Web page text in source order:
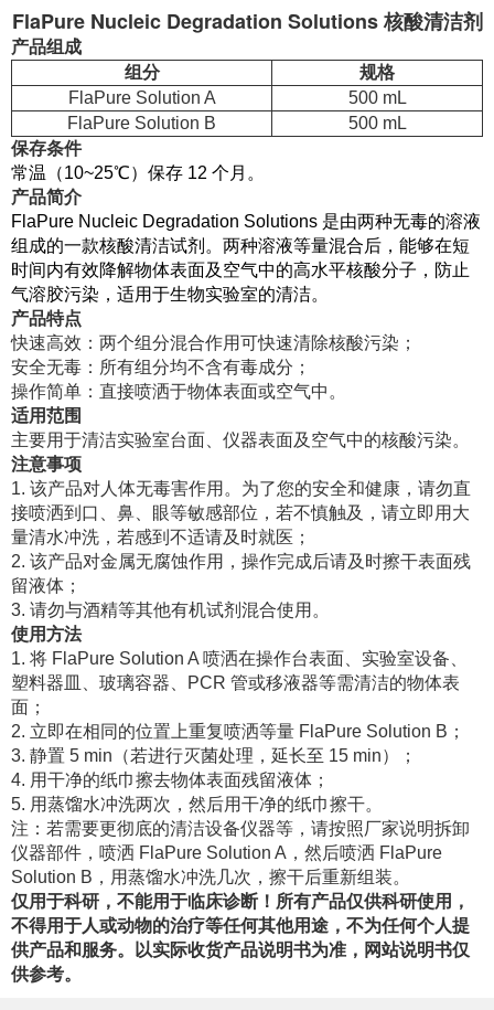
FlaPure Nucleic Degradation Solutions 核酸清洁剂
产品组成
组分
规格
FlaPure Solution A
500 mL
FlaPure Solution B
500 mL
保存条件
常温（10~25℃）保存 12 个月。
产品简介
FlaPure Nucleic Degradation Solutions 是由两种无毒的溶液
组成的一款核酸清洁试剂。两种溶液等量混合后，能够在短
时间内有效降解物体表面及空气中的高水平核酸分子，防止
气溶胶污染，适用于生物实验室的清洁。
产品特点
快速高效：两个组分混合作用可快速清除核酸污染；
安全无毒：所有组分均不含有毒成分；
操作简单：直接喷洒于物体表面或空气中。
适用范围
主要用于清洁实验室台面、仪器表面及空气中的核酸污染。
注意事项
1. 该产品对人体无毒害作用。为了您的安全和健康，请勿直
接喷洒到口、鼻、眼等敏感部位，若不慎触及，请立即用大
量清水冲洗，若感到不适请及时就医；
2. 该产品对金属无腐蚀作用，操作完成后请及时擦干表面残
留液体；
3. 请勿与酒精等其他有机试剂混合使用。
使用方法
1. 将 FlaPure Solution A 喷洒在操作台表面、实验室设备、
塑料器皿、玻璃容器、PCR 管或移液器等需清洁的物体表
面；
2. 立即在相同的位置上重复喷洒等量 FlaPure Solution B；
3. 静置 5 min（若进行灭菌处理，延长至 15 min）；
4. 用干净的纸巾擦去物体表面残留液体；
5. 用蒸馏水冲洗两次，然后用干净的纸巾擦干。
注：若需要更彻底的清洁设备仪器等，请按照厂家说明拆卸
仪器部件，喷洒 FlaPure Solution A，然后喷洒 FlaPure
Solution B，用蒸馏水冲洗几次，擦干后重新组装。
仅用于科研，不能用于临床诊断！所有产品仅供科研使用，
不得用于人或动物的治疗等任何其他用途，不为任何个人提
供产品和服务。以实际收货产品说明书为准，网站说明书仅
供参考。